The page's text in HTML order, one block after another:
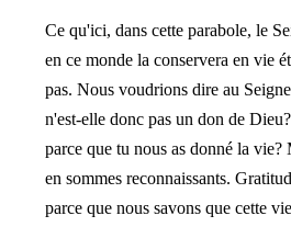
Ce qu'ici, dans cette parabole, le
en ce monde la conservera en vie
pas. Nous voudrions dire au
n'est-elle donc pas un don de
parce que tu nous as donné la
en sommes reconnaissants.
parce que nous savons que cette